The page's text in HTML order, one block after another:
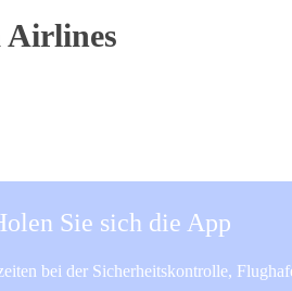
Airlines
Sie sich die App
bei der Sicherheitskontrolle,